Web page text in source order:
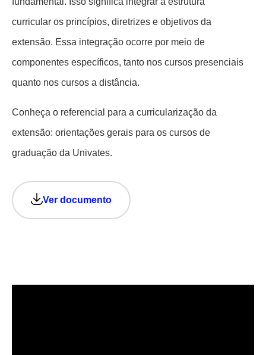
curricular os princípios, diretrizes e objetivos da
extensão. Essa integração ocorre por meio de
componentes específicos, tanto nos cursos presenciais
quanto nos cursos a distância.
Conheça o referencial para a curricularização da
extensão: orientações gerais para os cursos de
graduação da Univates.
Ver documento